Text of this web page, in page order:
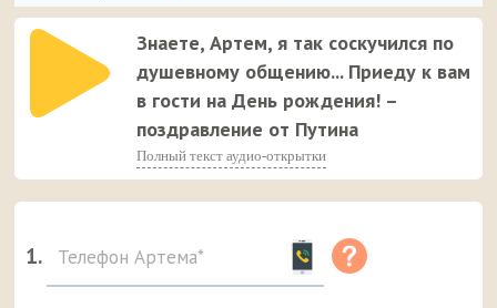
Знаете, Артем, я так соскучился по
душевному общению... Приеду к вам
в гости на День рождения! –
поздравление от Путина
Полный текст аудио-открытки
1.